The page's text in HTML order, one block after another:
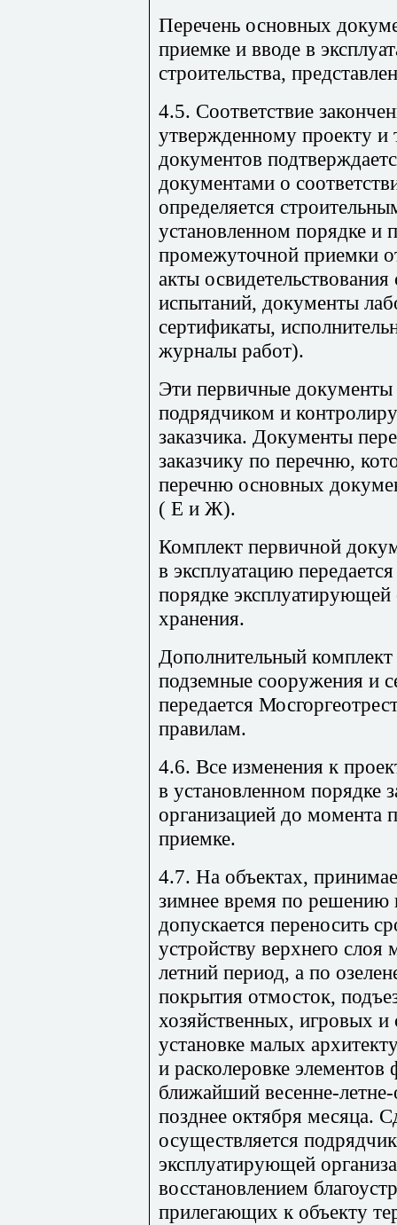
Перечень основных
приемке и вводе в
строительства,
4.5. Соответствие
утвержденному проекту
документов
документами о
определяется
установленном порядке и
промежуточной приемки
акты
испытаний, документы
сертификаты,
журналы работ).
Эти первичные
подрядчиком и
заказчика. Документы
заказчику по перечню,
перечню основных
( Е и Ж).
Комплект первичной
в эксплуатацию
порядке эксплуатирующей
хранения.
Дополнительный
подземные сооружения и
передается
правилам.
4.6. Все изменения к
в установленном порядке
организацией до момента
приемке.
4.7. На объектах,
зимнее время по решению
допускается переносить
устройству верхнего слоя
летний период, а по
покрытия отмосток,
хозяйственных, игровых
установке малых
и расколеровке элементов
ближайший весенне-
позднее октября месяца.
осуществляется
эксплуатирующей
восстановлением
прилегающих к объекту